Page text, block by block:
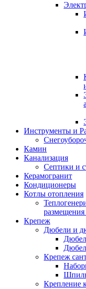
Инструменты и
Камин
Канализация
Септики и
Керамогранит
Кондиционеры
Котлы отопления
Крепеж
Дюбели и
Крепеж
Крепление